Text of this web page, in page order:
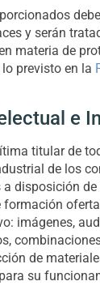
y serán
materia de
previsto en la
e
titular de
de los
a disposición
formación
imágenes,
de
su